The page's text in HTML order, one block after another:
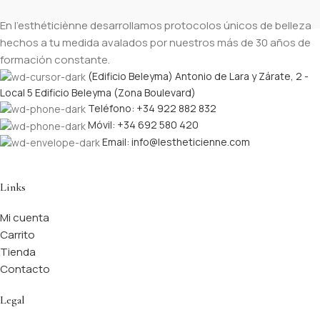
En l’esthéticiènne desarrollamos protocolos únicos de belleza
hechos a tu medida avalados por nuestros más de 30 años de
formación constante.
(Edificio Beleyma) Antonio de Lara y Zárate, 2 -
Local 5 Edificio Beleyma (Zona Boulevard)
Teléfono: +34 922 882 832
Móvil: +34 692 580 420
Email: info@lestheticienne.com
Links
Mi cuenta
Carrito
Tienda
Contacto
Legal